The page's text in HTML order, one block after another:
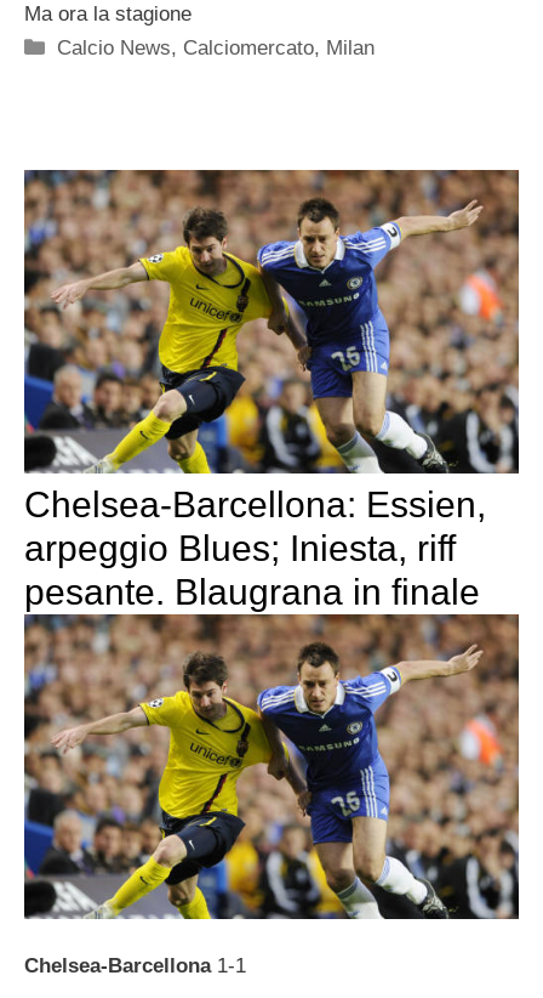
Ma ora la stagione
Categorie
Calcio News, Calciomercato, Milan
Chelsea-Barcellona: Essien,
arpeggio Blues; Iniesta, riff
pesante. Blaugrana in finale
Chelsea-Barcellona1-1